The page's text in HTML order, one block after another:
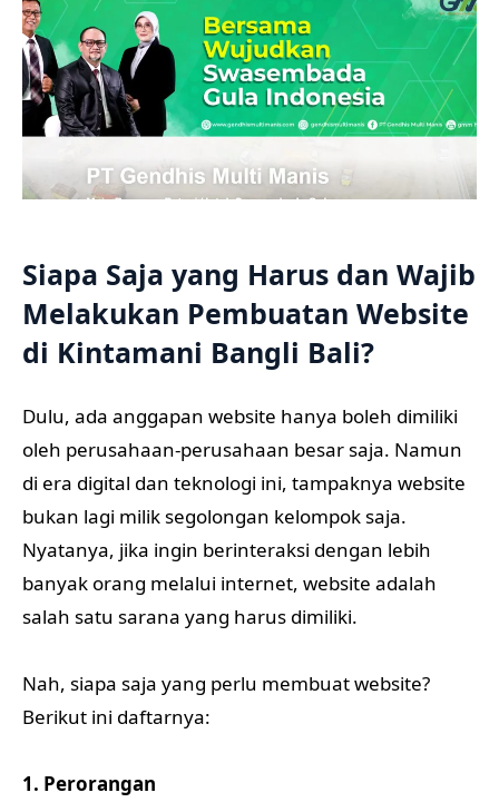
Siapa Saja yang Harus dan Wajib
Melakukan Pembuatan Website
di Kintamani Bangli Bali?
Dulu, ada anggapan website hanya boleh dimiliki
oleh perusahaan-perusahaan besar saja. Namun
di era digital dan teknologi ini, tampaknya website
bukan lagi milik segolongan kelompok saja.
Nyatanya, jika ingin berinteraksi dengan lebih
banyak orang melalui internet, website adalah
salah satu sarana yang harus dimiliki.
Nah, siapa saja yang perlu membuat website?
Berikut ini daftarnya:
1. Perorangan